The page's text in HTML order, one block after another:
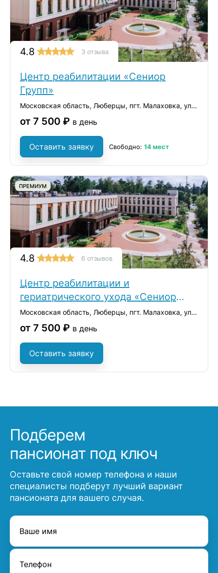
4.8 3 отзыва
Центр реабилитации «Сениор
Групп»
Московская область, Люберцы, пгт. Малаховка, ул. Константинова, 42А
от 7 500 ₽ в день
Оставить заявку Свободно: 14 мест
ПРЕМИУМ
4.8 6 отзывов
Центр реабилитации и
гериатрического ухода «Сениор
Групп»
Московская область, Люберцы, пгт. Малаховка, ул. Константинова, 42А
от 7 500 ₽ в день
Оставить заявку
Подберем
пансионат под ключ
Оставьте свой номер телефона и наши
специалисты подберут лучший вариант
пансионата для вашего случая.